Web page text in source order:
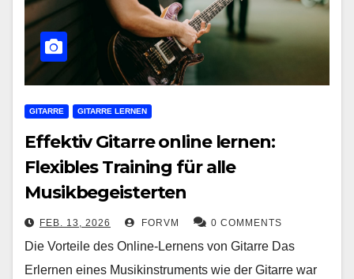
GITARRE GITARRE LERNEN
Effektiv Gitarre online lernen:
Flexibles Training für alle
Musikbegeisterten
FEB. 13, 2026 FORVM 0 COMMENTS
Die Vorteile des Online-Lernens von Gitarre Das
Erlernen eines Musikinstruments wie der Gitarre war